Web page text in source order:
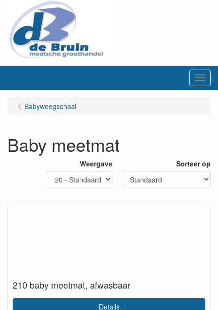
M
e
Babyweegschaal
Baby meetmat
Weergave Sorteer op
210 baby meetmat, afwasbaar
Details